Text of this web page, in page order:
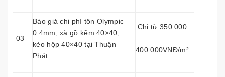
03
Báo giá chi phí tôn Olympic
0.4mm, xà gồ kẽm 40×40,
kèo hộp 40×40 tại Thuận
Phát
Chỉ từ 350.000
–
400.000VNĐ/m²